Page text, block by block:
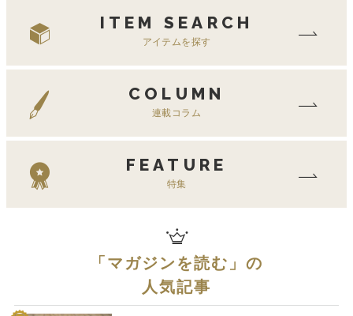
ITEM SEARCH
アイテムを探す
COLUMN
連載コラム
FEATURE
特集
「 マガジンを読む 」の
人気記事